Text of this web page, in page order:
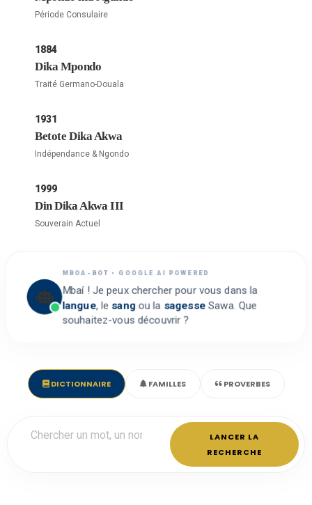
Période Consulaire
1884
Dika Mpondo
Traité Germano-Douala
1931
Betote Dika Akwa
Indépendance & Ngondo
1999
Din Dika Akwa III
Souverain Actuel
MBOA-BOT • GOOGLE AI POWERED
Mbaí ! Je peux chercher pour vous dans la
langue, le sangou la sagesseSawa. Que
souhaitez-vous découvrir ?
DICTIONNAIRE FAMILLES PROVERBES
LANCER LA
RECHERCHE